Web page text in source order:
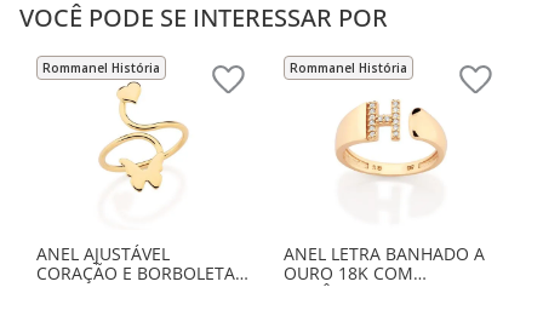
VOCÊ PODE SE INTERESSAR POR
Rommanel História
ANEL AJUSTÁVEL
CORAÇÃO E BORBOLETA
Rommanel História
ANEL LETRA BANHADO A
OURO 18K COM
ZIRCÔNIAS -LETRA H